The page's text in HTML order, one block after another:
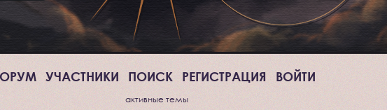
УЧАСТНИКИ ПОИСК РЕГИСТРАЦИЯ ВОЙТИ
активные темы